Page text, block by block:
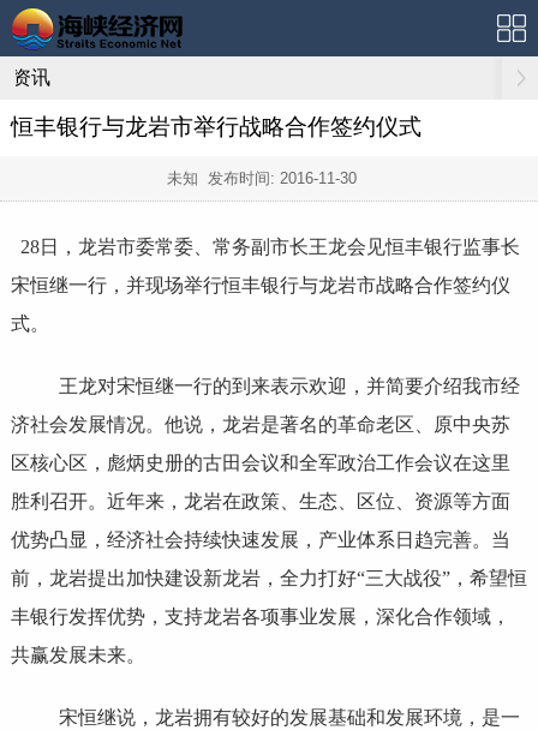
资讯
恒丰银行与龙岩市举行战略合作签约仪式
未知 发布时间: 2016-11-30
28日，龙岩市委常委、常务副市长王龙会见恒丰银行监事长
宋恒继一行，并现场举行恒丰银行与龙岩市战略合作签约仪
式。
王龙对宋恒继一行的到来表示欢迎，并简要介绍我市经
济社会发展情况。他说，龙岩是著名的革命老区、原中央苏
区核心区，彪炳史册的古田会议和全军政治工作会议在这里
胜利召开。近年来，龙岩在政策、生态、区位、资源等方面
优势凸显，经济社会持续快速发展，产业体系日趋完善。当
前，龙岩提出加快建设新龙岩，全力打好“三大战役”，希望恒
丰银行发挥优势，支持龙岩各项事业发展，深化合作领域，
共赢发展未来。
宋恒继说，龙岩拥有较好的发展基础和发展环境，是一